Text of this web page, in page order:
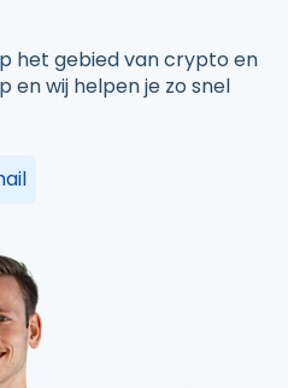
het gebied van crypto en
en wij helpen je zo snel